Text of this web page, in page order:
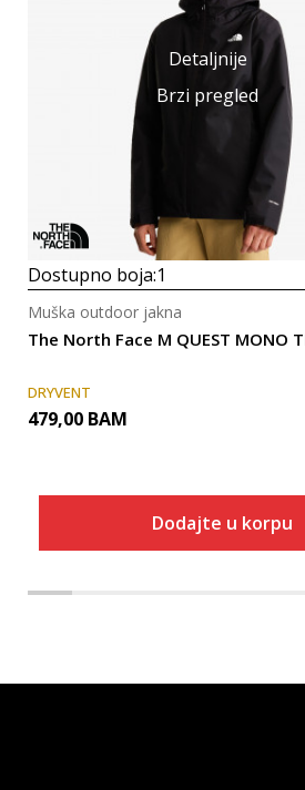
Detaljnije
Brzi pregled
Dostupno boja:1
The North Face M QUEST MONO
Muška outdoor jakna
DRYVENT
479,00 BAM
Dodajte u korpu